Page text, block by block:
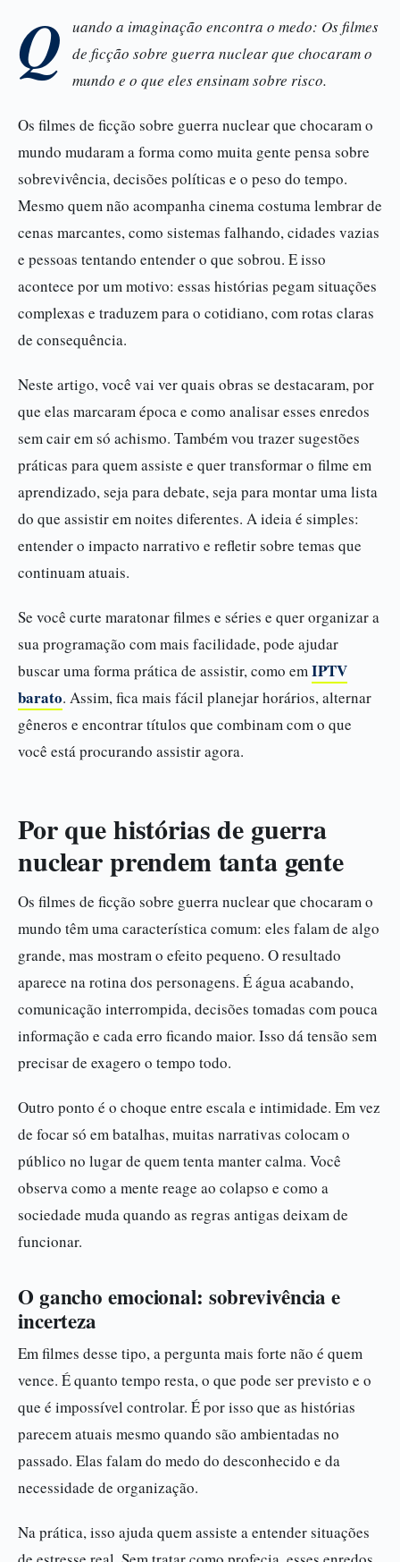
Q
uando a imaginação encontra o medo: Os filmes
de ficção sobre guerra nuclear que chocaram o
mundo e o que eles ensinam sobre risco.
Os filmes de ficção sobre guerra nuclear que chocaram o
mundo mudaram a forma como muita gente pensa sobre
sobrevivência, decisões políticas e o peso do tempo.
Mesmo quem não acompanha cinema costuma lembrar de
cenas marcantes, como sistemas falhando, cidades vazias
e pessoas tentando entender o que sobrou. E isso
acontece por um motivo: essas histórias pegam situações
complexas e traduzem para o cotidiano, com rotas claras
de consequência.
Neste artigo, você vai ver quais obras se destacaram, por
que elas marcaram época e como analisar esses enredos
sem cair em só achismo. Também vou trazer sugestões
práticas para quem assiste e quer transformar o filme em
aprendizado, seja para debate, seja para montar uma lista
do que assistir em noites diferentes. A ideia é simples:
entender o impacto narrativo e refletir sobre temas que
continuam atuais.
Se você curte maratonar filmes e séries e quer organizar a
sua programação com mais facilidade, pode ajudar
buscar uma forma prática de assistir, como emIPTV
barato. Assim, fica mais fácil planejar horários, alternar
gêneros e encontrar títulos que combinam com o que
você está procurando assistir agora.
Por que histórias de guerra
nuclear prendem tanta gente
Os filmes de ficção sobre guerra nuclear que chocaram o
mundo têm uma característica comum: eles falam de algo
grande, mas mostram o efeito pequeno. O resultado
aparece na rotina dos personagens. É água acabando,
comunicação interrompida, decisões tomadas com pouca
informação e cada erro ficando maior. Isso dá tensão sem
precisar de exagero o tempo todo.
Outro ponto é o choque entre escala e intimidade. Em vez
de focar só em batalhas, muitas narrativas colocam o
público no lugar de quem tenta manter calma. Você
observa como a mente reage ao colapso e como a
sociedade muda quando as regras antigas deixam de
funcionar.
O gancho emocional: sobrevivência e
incerteza
Em filmes desse tipo, a pergunta mais forte não é quem
vence. É quanto tempo resta, o que pode ser previsto e o
que é impossível controlar. É por isso que as histórias
parecem atuais mesmo quando são ambientadas no
passado. Elas falam do medo do desconhecido e da
necessidade de organização.
Na prática, isso ajuda quem assiste a entender situações